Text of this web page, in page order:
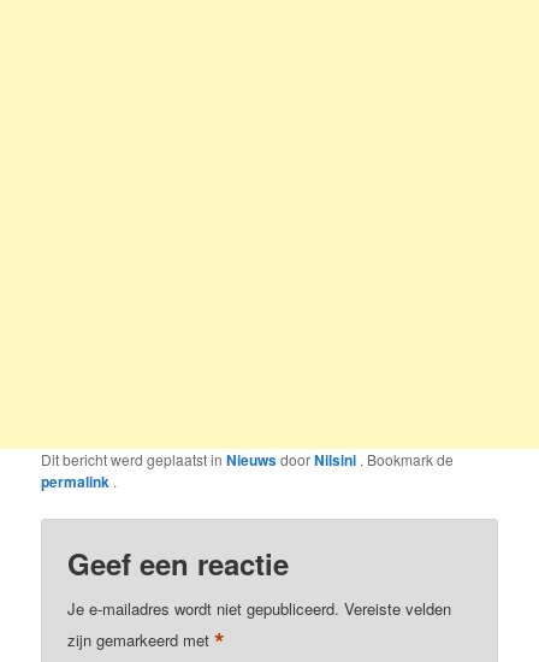
Dit bericht werd geplaatst inNieuwsdoorNilsini . Bookmark de
permalink .
Geef een reactie
Je e-mailadres wordt niet gepubliceerd. Vereiste velden
zijn gemarkeerd met*